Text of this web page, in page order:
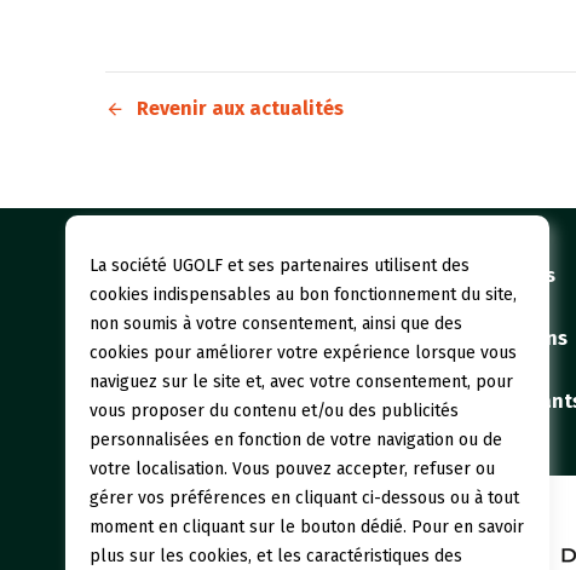
Revenir aux actualités
Nos golfs
Initiations
La société UGOLF et ses partenaires utilisent des
cookies indispensables au bon fonctionnement du site,
non soumis à votre consentement, ainsi que des
cookies pour améliorer votre expérience lorsque vous
naviguez sur le site et, avec votre consentement, pour
vous proposer du contenu et/ou des publicités
personnalisées en fonction de votre navigation ou de
votre localisation. Vous pouvez accepter, refuser ou
gérer vos préférences en cliquant ci-dessous ou à tout
moment en cliquant sur le bouton dédié. Pour en savoir
plus sur les cookies, et les caractéristiques des